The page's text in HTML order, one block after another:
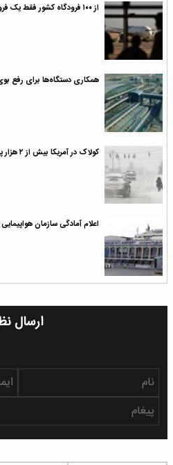
از ۱۰۰ فرودگاه کشور فقط یک فرودگاه سودده است!
همکاری دستگاه‌ها برای رفع
کولاک در آمریکا بیش از ۲ هزار پرواز را در آمریکا لغو کرد
اعلام آمادگی سازمان
ارسال